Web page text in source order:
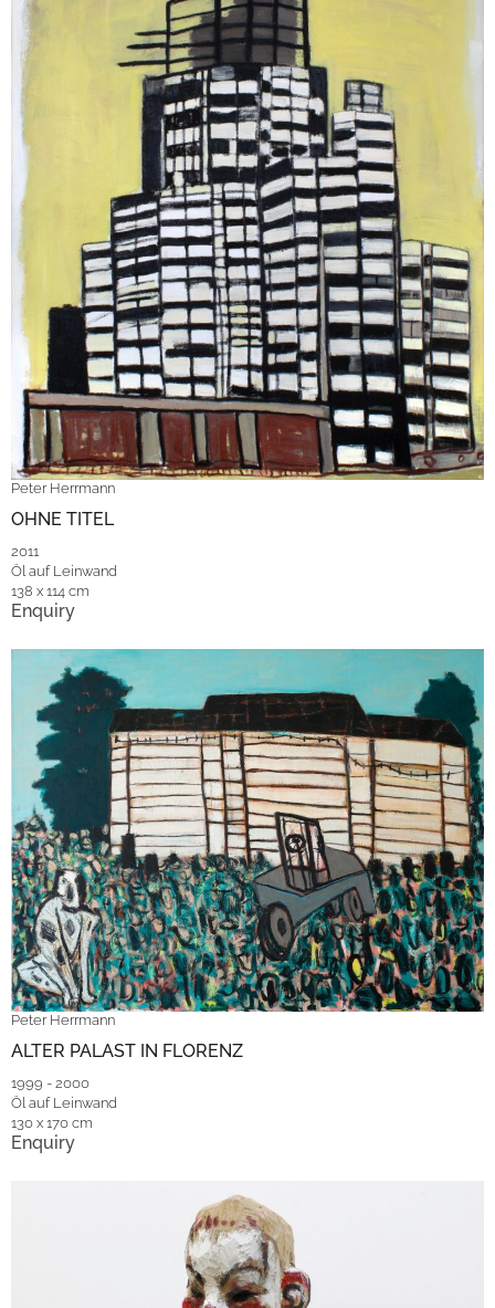
Peter Herrmann
OHNE TITEL
2011
Öl auf Leinwand
138 x 114 cm
Enquiry
Peter Herrmann
ALTER PALAST IN FLORENZ
1999 - 2000
Öl auf Leinwand
130 x 170 cm
Enquiry